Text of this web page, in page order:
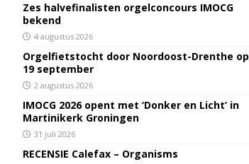
Zes halvefinalisten orgelconcours IMOCG
bekend
4 augustus 2026
Orgelfietstocht door Noordoost-Drenthe op
19 september
2 augustus 2026
IMOCG 2026 opent met ‘Donker en Licht’ in
Martinikerk Groningen
31 juli 2026
RECENSIE Calefax – Organisms